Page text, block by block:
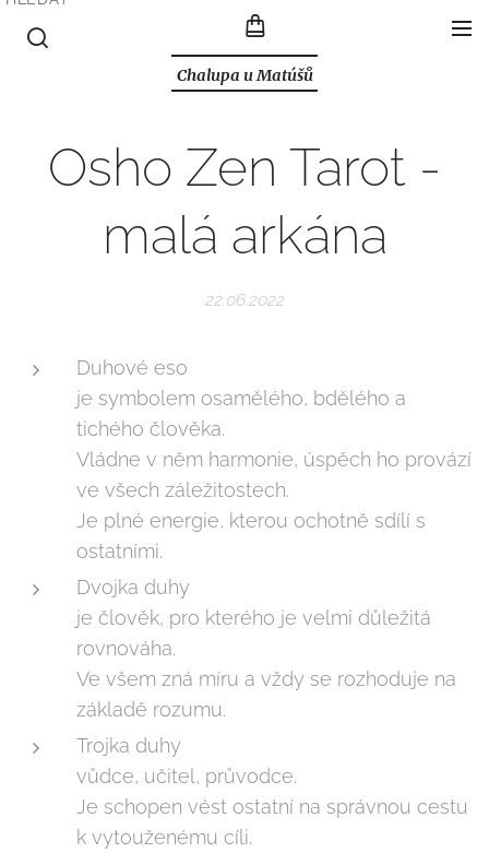
Chalupa u Matúšů
Osho Zen Tarot -
malá arkána
22.06.2022
Duhové eso
je symbolem osamělého, bdělého a
tichého člověka.
Vládne v něm harmonie, úspěch ho provází
ve všech záležitostech.
Je plné energie, kterou ochotně sdílí s
ostatními.
Dvojka duhy
je člověk, pro kterého je velmi důležitá
rovnováha.
Ve všem zná míru a vždy se rozhoduje na
základě rozumu.
Trojka duhy
vůdce, učitel, průvodce.
Je schopen vést ostatní na správnou cestu
k vytouženému cíli.